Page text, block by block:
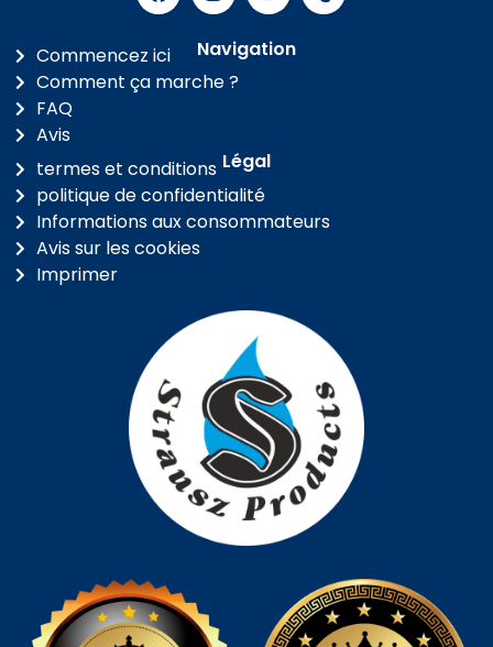
Navigation
Commencez ici
Comment ça marche ?
FAQ
Avis
Légal
termes et conditions
politique de confidentialité
Informations aux consommateurs
Avis sur les cookies
Imprimer